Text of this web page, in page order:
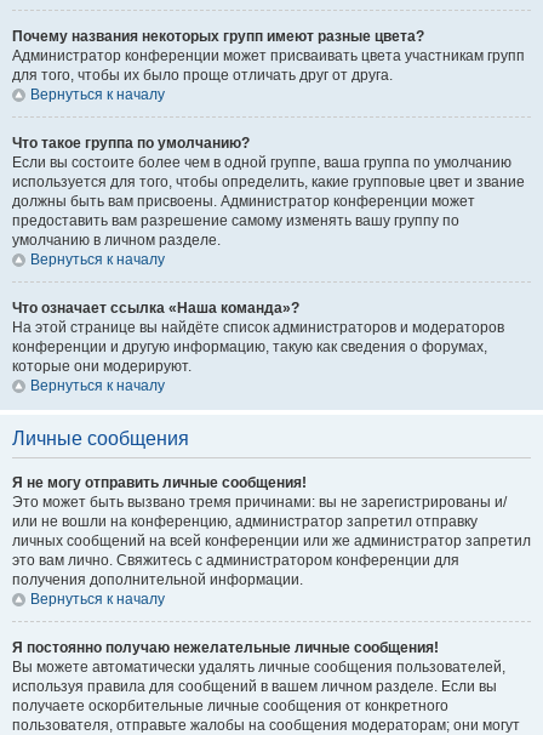
Почему названия некоторых групп имеют разные цвета?
Администратор конференции может присваивать цвета участникам групп
для того, чтобы их было проще отличать друг от друга.
Вернуться к началу
Что такое группа по умолчанию?
Если вы состоите более чем в одной группе, ваша группа по умолчанию
используется для того, чтобы определить, какие групповые цвет и звание
должны быть вам присвоены. Администратор конференции может
предоставить вам разрешение самому изменять вашу группу по
умолчанию в личном разделе.
Вернуться к началу
Что означает ссылка «Наша команда»?
На этой странице вы найдёте список администраторов и модераторов
конференции и другую информацию, такую как сведения о форумах,
которые они модерируют.
Вернуться к началу
Личные сообщения
Я не могу отправить личные сообщения!
Это может быть вызвано тремя причинами: вы не зарегистрированы и/
или не вошли на конференцию, администратор запретил отправку
личных сообщений на всей конференции или же администратор запретил
это вам лично. Свяжитесь с администратором конференции для
получения дополнительной информации.
Вернуться к началу
Я постоянно получаю нежелательные личные сообщения!
Вы можете автоматически удалять личные сообщения пользователей,
используя правила для сообщений в вашем личном разделе. Если вы
получаете оскорбительные личные сообщения от конкретного
пользователя, отправьте жалобы на сообщения модераторам; они могут